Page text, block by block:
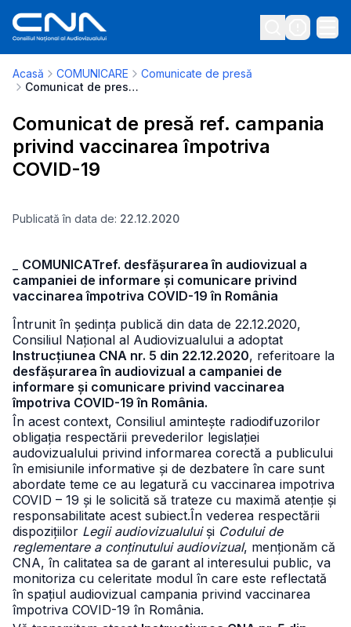
Acasă COMUNICARE
Comunicate de presă
Comunicat de presă ref. campania privind vaccinarea împotriva COVID-19
Comunicat de presă ref. campania
privind vaccinarea împotriva
COVID-19
Publicată în data de: 22.12.2020
COMUNICATref. desfășurarea în audiovizual a
campaniei de informare și comunicare privind
vaccinarea împotriva COVID-19 în România
Întrunit în ședința publică din data de 22.12.2020,
Consiliul Național al Audiovizualului a adoptat
Instrucțiunea CNA nr. 5 din 22.12.2020, referitoare la
desfășurarea în audiovizual a campaniei de
informare și comunicare privind vaccinarea
împotriva COVID-19 în România.
În acest context, Consiliul amintește radiodifuzorilor
obligația respectării prevederilor legislației
audovizualului privind informarea corectă a publicului
în emisiunile informative și de dezbatere în care sunt
abordate teme ce au legatură cu vaccinarea impotriva
COVID – 19 și le solicită să trateze cu maximă atenție și
responsabilitate acest subiect.În vederea respectării
dispozițiilor Legii audiovizualuluiși Codului de
reglementare a conținutului audiovizual, menționăm că
CNA, în calitatea sa de garant al interesului public, va
monitoriza cu celeritate modul în care este reflectată
în spațiul audiovizual campania privind vaccinarea
împotriva COVID-19 în România.